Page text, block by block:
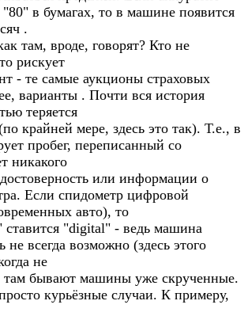
в бумагах, то в машине появится
.
там, вроде, говорят? Кто не
рискует
- те самые аукционы страховых
варианты . Почти вся история
теряется
крайней мере, здесь это так). Т.е., в
пробег, переписанный со
никакого
или информации о
Если спидометр цифровой
авто), то
ставится "digital" - ведь машина
не всегда возможно (здесь этого
не
там бывают машины уже скрученные.
курьёзные случаи. К примеру,